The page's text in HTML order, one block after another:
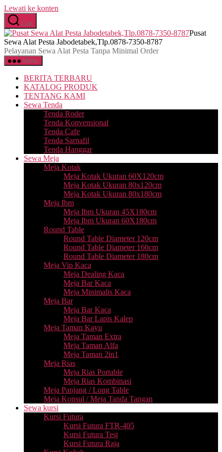
Lewati ke konten
Cari
Pusat
Sewa Alat Pesta Jabodetabek,Tlp.0878-7350-8787
Pelayanan Sewa Alat Pesta Tanpa Minimal Order
Menu
BERITA TERBARU
KATALOG PRODUK
TENTANG KAMI
Sewa Tenda
Tenda Roder
Tenda Konvensional
Tenda Cafe
Tenda Sarnafil
Tenda Hanggar
Sewa Meja
Meja Kotak
Meja Kotak Ukuran 60X120cm
Meja Kotak Ukuran 80x120cm
Meja Kotak Ukuran 80x180cm
Meja Ibm
Meja Ibm Ukuran 45X180cm
Meja Ibm Ukuran 60X180cm
Round Table
Round Table Diameter 120cm
Round Table Diameter 160cm
Round Table Diameter 180cm
Meja Vip Kaca
Meja Dealing Kaca
Meja Bar Kaca
Meja Minimalis Kaca
Meja Bar
Meja Bar Kaca
Meja Bar Lapis Kalep
Meja Taman Kayu
Meja Taman Extra
Meja Taman Alfa
Meja Taman 2in1
Meja Rias
Meja Rias Portable
Meja Rias Kombinasi
Meja Panjang / Long Table
Meja Konsul / Meja Tanda Tangan
Sewa kursi
Kursi Futura
Kursi Futura FTR-405
Kursi Futura Test
Kursi Futura Raja